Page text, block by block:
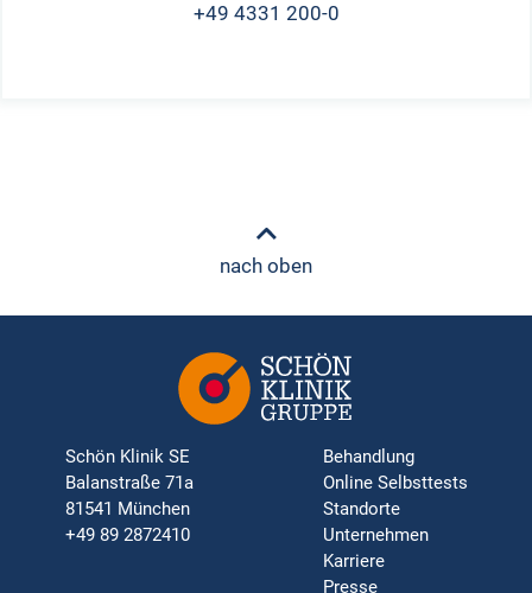
+49 4331 200-0
nach oben
Schön Klinik SE
Balanstraße 71a
81541 München
+49 89 2872410
Behandlung
Online Selbsttests
Standorte
Unternehmen
Karriere
Presse